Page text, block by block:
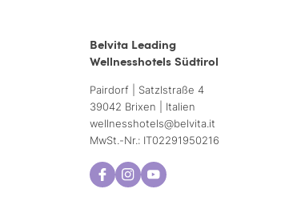
Belvita Leading
Wellnesshotels Südtirol
Pairdorf | Satzlstraße 4
39042 Brixen | Italien
wellnesshotels@belvita.it
MwSt.-Nr.: IT02291950216